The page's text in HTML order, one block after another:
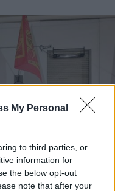
My Personal
to third parties, or
information for
the below opt-out
note that after your